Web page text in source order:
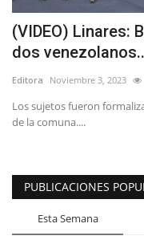
Política
Espectáculos
(VIDEO) Linares:
dos
Editora Noviembre 3, 2023
Los sujetos fueron
de la comuna....
PUBLICACIONES
Esta Semana